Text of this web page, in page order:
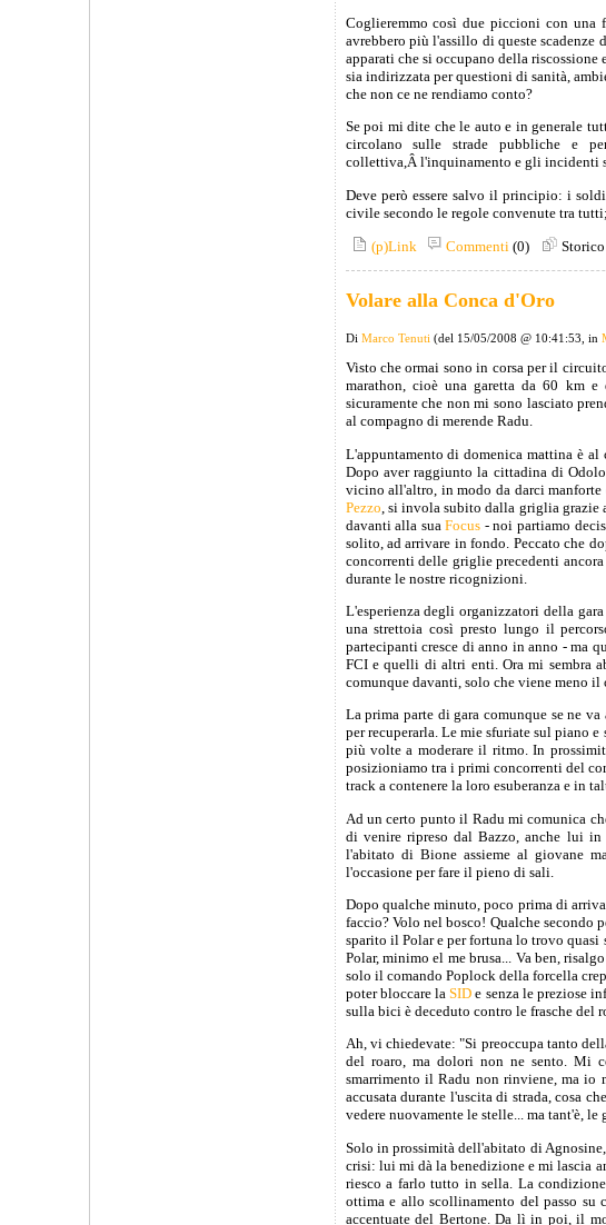
Coglieremmo così due piccioni con
avrebbero più l'assillo di queste
apparati che si occupano della
sia indirizzata per questioni di sanità,
che non ce ne rendiamo conto?
Se poi mi dite che le auto e in generale
circolano sulle strade pubbliche e
collettiva,Â l'inquinamento e gli incidenti
Deve però essere salvo il principio: i
civile secondo le regole convenute tra
(p)Link Commenti (0) Storico
Volare alla Conca d'Oro
Di Marco Tenuti (del 15/05/2008 @ 10:41:53, in
Visto che ormai sono in corsa per il
marathon, cioè una garetta da 60 km
sicuramente che non mi sono lasciato
al compagno di merende Radu.
L'appuntamento di domenica mattina è
Dopo aver raggiunto la cittadina di
vicino all'altro, in modo da darci
Pezzo , si invola subito dalla griglia
davanti alla suaFocus - noi partiamo
solito, ad arrivare in fondo. Peccato che
concorrenti delle griglie precedenti
durante le nostre ricognizioni.
L'esperienza degli organizzatori della
una strettoia così presto lungo il
partecipanti cresce di anno in anno - ma
FCI e quelli di altri enti. Ora mi sembra
comunque davanti, solo che viene meno
La prima parte di gara comunque se ne
per recuperarla. Le mie sfuriate sul piano
più volte a moderare il ritmo. In
posizioniamo tra i primi concorrenti del
track a contenere la loro esuberanza e in
Ad un certo punto il Radu mi comunica
di venire ripreso dal Bazzo, anche lui in
l'abitato di Bione assieme al giovane
l'occasione per fare il pieno di sali.
Dopo qualche minuto, poco prima di
faccio? Volo nel bosco! Qualche secondo
sparito il Polar e per fortuna lo trovo quasi
Polar, minimo el me brusa... Va ben,
solo il comando Poplock della forcella
poter bloccare laSID e senza le preziose
sulla bici è deceduto contro le frasche del
Ah, vi chiedevate: "Si preoccupa tanto
del roaro, ma dolori non ne sento. Mi
smarrimento il Radu non rinviene, ma io
accusata durante l'uscita di strada, cosa
vedere nuovamente le stelle... ma tant'è, le
Solo in prossimità dell'abitato di
crisi: lui mi dà la benedizione e mi lascia
riesco a farlo tutto in sella. La
ottima e allo scollinamento del passo su
accentuate del Bertone. Da lì in poi, il